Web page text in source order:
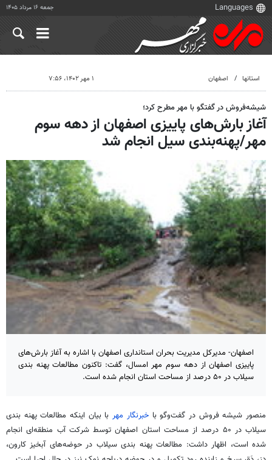
جمعه ۱۶ مرداد ۱۴۰۵
استانها اصفهان ۱ مهر ۱۴۰۲، ۷:۵۶
شیشه‌فروش در گفتگو با مهر مطرح کرد؛
آغاز بارش‌های پاییزی اصفهان از دهه سوم
مهر/پهنه‌بندی سیل انجام شد
اصفهان- مدیرکل مدیریت بحران استانداری اصفهان با اشاره به آغاز بارش‌های
پاییزی اصفهان از دهه سوم مهر امسال، گفت: تاکنون مطالعات پهنه بندی
سیلاب در ۵۰ درصد از مساحت استان انجام شده است.
منصور شیشه فروش در گفت‌وگو با خبرنگار مهر با بیان اینکه مطالعات پهنه بندی
سیلاب در ۵۰ درصد از مساحت استان اصفهان توسط شرکت آب منطقه‌ای انجام
شده است، اظهار داشت: مطالعات پهنه بندی سیلاب در حوضه‌های آبخیز کارون،